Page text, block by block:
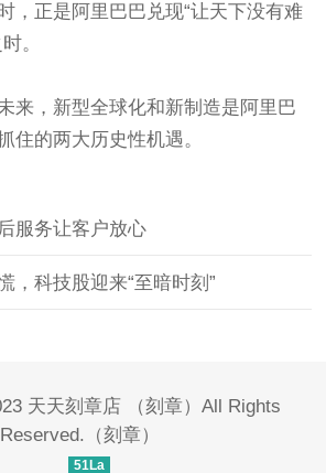
，正是阿里巴巴兑现“让天下没有难
。
，新型全球化和新制造是阿里巴
住的两大历史性机遇。
服务让客户放心
，科技股迎来“至暗时刻”
天天刻章店 （刻章）All Rights
Reserved.（刻章）
51La